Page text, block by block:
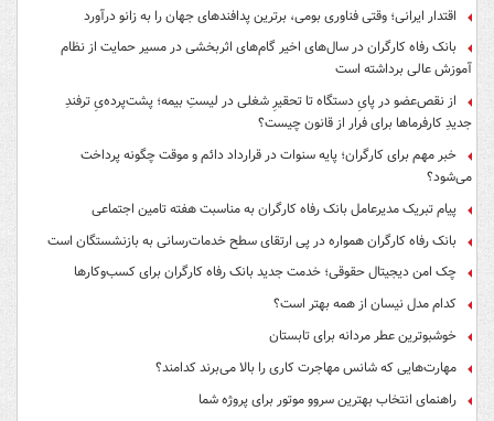
اقتدار ایرانی؛ وقتی فناوری بومی، برترین پدافندهای جهان را به زانو درآورد
بانک رفاه کارگران در سال‌های اخیر گام‌های اثربخشی در مسیر حمایت از نظام
آموزش عالی برداشته است
از نقص‌عضو در پایِ دستگاه تا تحقیرِ شغلی در لیستِ بیمه؛ پشت‌پرده‌یِ ترفندِ
جدیدِ کارفرماها برای فرار از قانون چیست؟
خبر مهم برای کارگران؛ پایه سنوات در قرارداد دائم و موقت چگونه پرداخت
می‌شود؟
پیام تبریک مدیرعامل بانک رفاه کارگران به مناسبت هفته تامین اجتماعی
بانک رفاه کارگران همواره در پی ارتقای سطح خدمات‌رسانی به بازنشستگان است
چک امن دیجیتال حقوقی؛ خدمت جدید بانک رفاه کارگران برای کسب‌وکارها
کدام مدل نیسان از همه بهتر است؟
خوشبوترین عطر مردانه برای تابستان
مهارت‌هایی که شانس مهاجرت کاری را بالا می‌برند کدامند؟
راهنمای انتخاب بهترین سروو موتور برای پروژه شما